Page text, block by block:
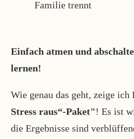
Familie trennt
Einfach atmen und
lernen!
Wie genau das geht, zeige ich
Stress raus“-Paket"! Es ist
die Ergebnisse sind